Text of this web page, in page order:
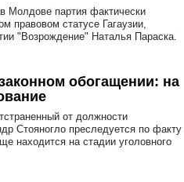
Молдове партия фактически
правовом статусе Гагаузии,
"Возрождение" Наталья Параска.
обогащении: на
от должности
Стояногло преследуется по факту
находится на стадии уголовного